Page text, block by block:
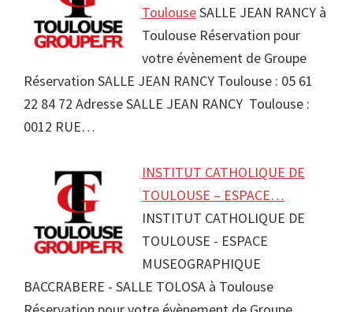
ToulouseSALLE JEAN RANCY à
Toulouse Réservation pour
votre évènement de Groupe
Réservation SALLE JEAN RANCY Toulouse : 05 61
22 84 72 Adresse SALLE JEAN RANCY Toulouse :
0012 RUE…
INSTITUT CATHOLIQUE DE
TOULOUSE – ESPACE…
INSTITUT CATHOLIQUE DE
TOULOUSE - ESPACE
MUSEOGRAPHIQUE
BACCRABERE - SALLE TOLOSA à Toulouse